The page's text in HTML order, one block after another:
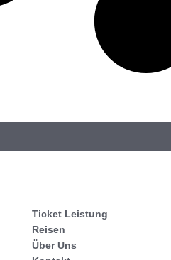
Ticket Leistung
Reisen
Über Uns